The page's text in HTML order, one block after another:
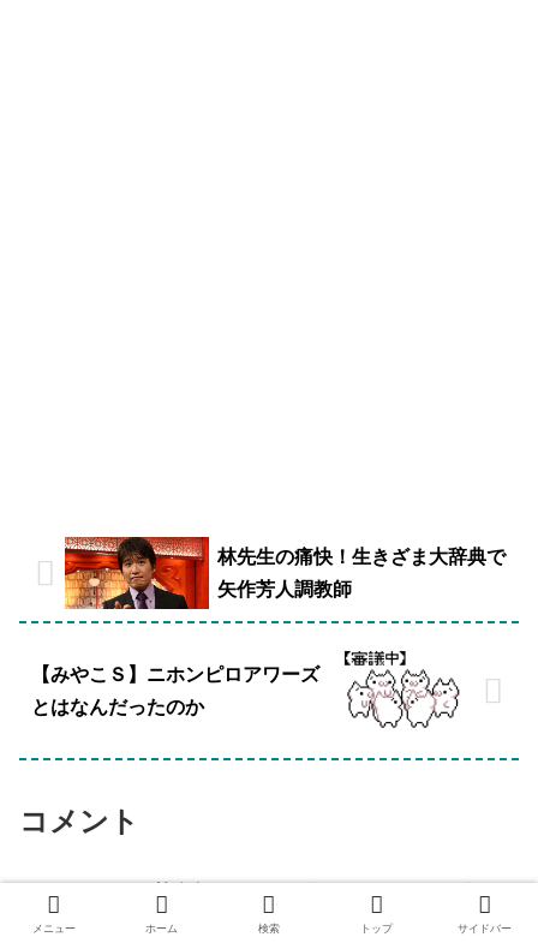
林先生の痛快！生きざま大辞典で
矢作芳人調教師
【みやこＳ】ニホンピロアワーズ
とはなんだったのか
コメント
名前: ハロン棒名無しさん:
投稿日：2014/11/12(水)
09:35:25
メニュー ホーム 検索 トップ サイドバー